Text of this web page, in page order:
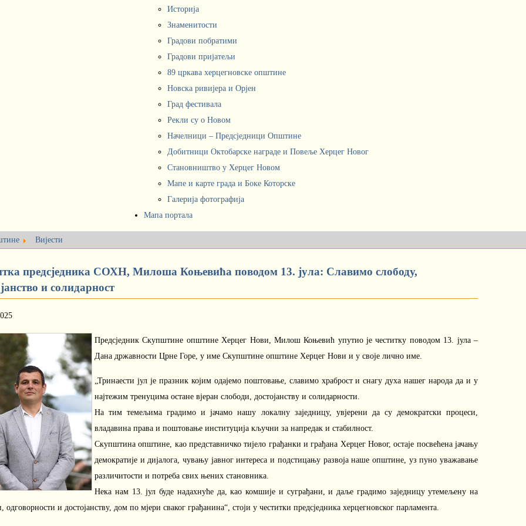
Историја
Знаменитости
Градови побратими
Градови пријатељи
89 цркава херцегновске општине
Новска ривијера и Орјен
Град фестивала
Рекли су о Новом
Начелници – Предсједници Општине
Добитници Октобарске награде и Повеље Херцег Новог
Становништво у Херцег Новом
Мапе и карте града и Боке Которске
Галерија фотографија
Мапа портала
Вијести
предсједника СОХН, Милоша Коњевића поводом 13. јула: Славимо слободу,
и солидарност
Предсједник Скупштине општине Херцег Нови, Милош Коњевић упутио је честитку поводом 13. јула –
Дана државности Црне Горе, у име Скупштине општине Херцег Нови и у своје лично име.
„Тринаести јул је празник којим одајемо поштовање, славимо храброст и снагу духа нашег народа да и у
најтежим тренуцима остане вјеран слободи, достојанству и солидарности.
На тим темељима градимо и јачамо нашу локалну заједницу, увјерени да су демократски процеси,
владавина права и поштовање институција кључни за напредак и стабилност.
Скупштина општине, као представничко тијело грађанки и грађана Херцег Новог, остаје посвећена јачању
демократије и дијалога, чувању јавног интереса и подстицању развоја наше општине, уз пуно уважавање
различитости и потреба свих њених становника.
Нека нам 13. јул буде надахнуће да, као комшије и суграђани, и даље градимо заједницу утемељену на
одговорности и достојанству, дом по мјери сваког грађанина“, стоји у честитки предсједника херцегновског парламента.